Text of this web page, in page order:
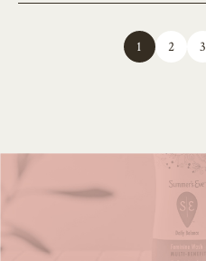
1 2 3